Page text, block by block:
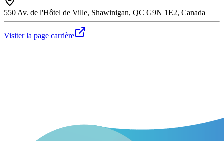
550 Av. de l'Hôtel de Ville, Shawinigan, QC G9N 1E2, Canada
Visiter la page carrière